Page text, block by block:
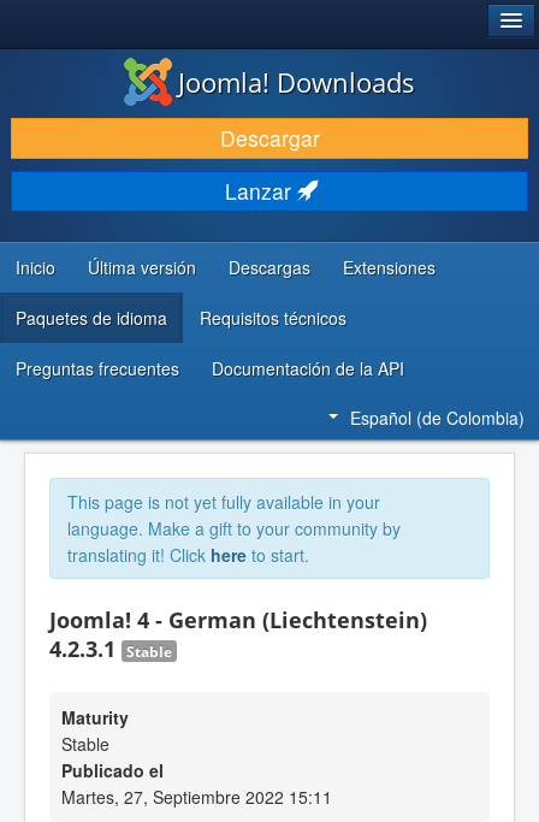
DESCARGAR
DESCUBRE Y APRENDE
COMUNIDAD Y AYUDA
RECURSOS PARA DESARROLLADORES
Joomla! Downloads
Descargar
Lanzar
Inicio Última versión Descargas Extensiones
Paquetes de idioma Requisitos técnicos
Preguntas frecuentes Documentación de la API
Español (de Colombia)
This page is not yet fully available in your
language. Make a gift to your community by
translating it! Click here to start.
Joomla! 4 - German (Liechtenstein)
4.2.3.1
Stable
Maturity
Stable
Publicado el
Martes, 27, Septiembre 2022 15:11